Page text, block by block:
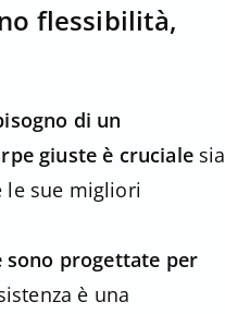
flessibilità,
di un
giuste è crucialesia
le sue migliori
sono progettate per
è una